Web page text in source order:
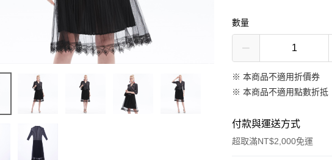
數量
※ 本商品不適用折價券
※ 本商品不適用點數折抵
付款與運送方式
超取滿NT$2,000免運